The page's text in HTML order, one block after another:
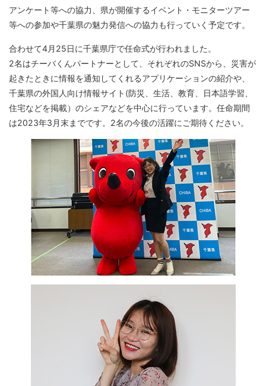
アンケート等への協力、県が開催するイベント・モニターツアー
等への参加や千葉県の魅力発信への協力も行っていく予定です。
合わせて4月25日に千葉県庁で任命式が行われました。
2名はチーバくんパートナーとして、それぞれのSNSから、災害が
起きたときに情報を通知してくれるアプリケーションの紹介や、
千葉県の外国人向け情報サイト(防災、生活、教育、日本語学習、
住宅などを掲載）のシェアなどを中心に行っています。任命期間
は2023年3月末までです。2名の今後の活躍にご期待ください。